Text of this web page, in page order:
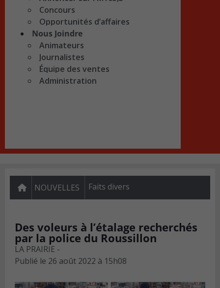
Concours
Opportunités d’affaires
Nous Joindre
Animateurs
Journalistes
Équipe des ventes
Administration
NOUVELLES Faits divers
Des voleurs à l’étalage recherchés
par la police du Roussillon
LA PRAIRIE -
Publié le 26 août 2022 à 15h08